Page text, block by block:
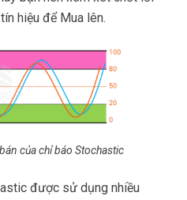
hiệu để Mua lên.
của chỉ báo Stochastic
được sử dụng nhiều